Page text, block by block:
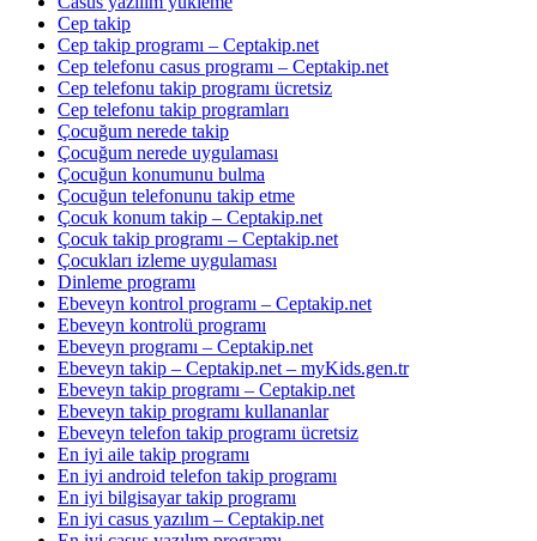
Cep takip
Cep takip programı – Ceptakip.net
Cep telefonu casus programı – Ceptakip.net
Cep telefonu takip programı ücretsiz
Cep telefonu takip programları
Çocuğum nerede takip
Çocuğum nerede uygulaması
Çocuğun konumunu bulma
Çocuğun telefonunu takip etme
Çocuk konum takip – Ceptakip.net
Çocuk takip programı – Ceptakip.net
Çocukları izleme uygulaması
Dinleme programı
Ebeveyn kontrol programı – Ceptakip.net
Ebeveyn kontrolü programı
Ebeveyn programı – Ceptakip.net
Ebeveyn takip – Ceptakip.net – myKids.gen.tr
Ebeveyn takip programı – Ceptakip.net
Ebeveyn takip programı kullananlar
Ebeveyn telefon takip programı ücretsiz
En iyi aile takip programı
En iyi android telefon takip programı
En iyi bilgisayar takip programı
En iyi casus yazılım – Ceptakip.net